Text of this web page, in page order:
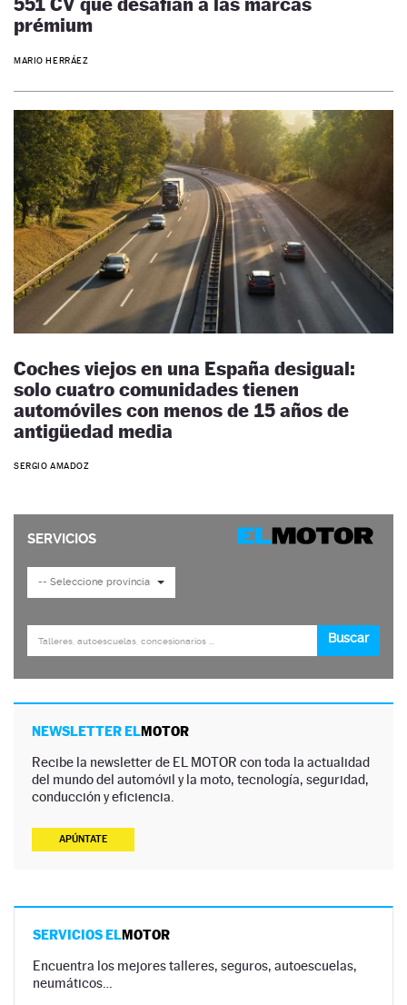
prémium
MARIO HERRÁEZ
Coches viejos en una España desigual:
solo cuatro comunidades tienen
automóviles con menos de 15 años de
antigüedad media
SERGIO AMADOZ
NEWSLETTER ELMOTOR
Recibe la newsletter de EL MOTOR con toda la actualidad
del mundo del automóvil y la moto, tecnología, seguridad,
conducción y eficiencia.
APÚNTATE
SERVICIOS ELMOTOR
Encuentra los mejores talleres, seguros, autoescuelas,
neumáticos…